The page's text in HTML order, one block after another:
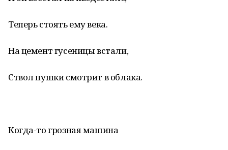
Теперь стоять ему века.
На цемент гусеницы встали,
Ствол пушки смотрит в облака.
Когда-то грозная машина